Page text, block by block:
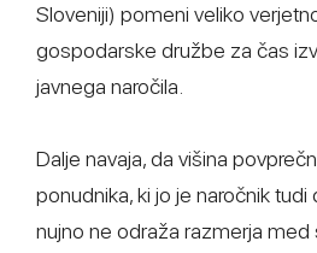
Sloveniji) pomeni veliko
gospodarske družbe za čas
javnega naročila.
Dalje navaja, da višina
ponudnika, ki jo je naročnik
nujno ne odraža razmerja med